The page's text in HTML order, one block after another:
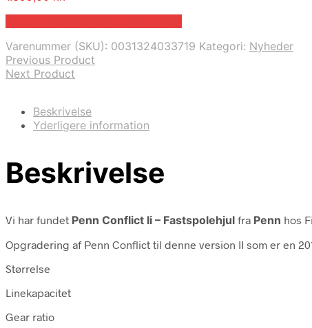
Varenummer (SKU): 0031324033719 Kategori: Nyheder
Previous Product
Next Product
Beskrivelse
Yderligere information
Beskrivelse
Vi har fundet Penn Conflict Ii – Fastspolehjul fra Penn hos
Opgradering af Penn Conflict til denne version II som er en
Størrelse
Linekapacitet
Gear ratio